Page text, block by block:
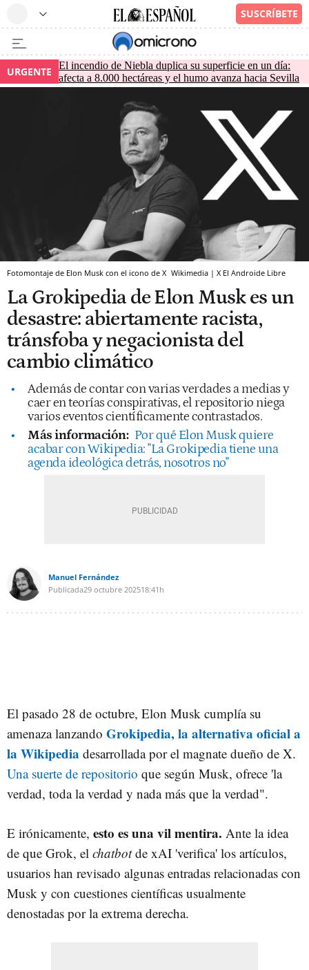
URGENTE
El incendio de Niebla duplica su superficie en un día:
afecta a 8.000 hectáreas y el humo avanza hacia Sevilla
Fotomontaje de Elon Musk con el icono de X Wikimedia | X El Androide Libre
La Grokipedia de Elon Musk es un
desastre: abiertamente racista,
tránsfoba y negacionista del
cambio climático
Además de contar con varias verdades a medias y
caer en teorías conspirativas, el repositorio niega
varios eventos científicamente contrastados.
Más información: Por qué Elon Musk quiere
acabar con Wikipedia: "La Grokipedia tiene una
agenda ideológica detrás, nosotros no"
Manuel Fernández
Publicada29 octubre 202518:41h
El pasado 28 de octubre, Elon Musk cumplía su
amenaza lanzando Grokipedia, la alternativa oficial a
la Wikipedia desarrollada por el magnate dueño de X.
Una suerte de repositorio que según Musk, ofrece 'la
verdad, toda la verdad y nada más que la verdad".
E irónicamente, esto es una vil mentira. Ante la idea
de que Grok, el chatbotde xAI 'verifica' los artículos,
usuarios han revisado algunas entradas relacionadas con
Musk y con cuestiones científicas usualmente
denostadas por la extrema derecha.